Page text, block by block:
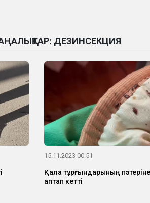
ДЕЗИНСЕКЦИЯ
15.11.2023 00:51
Қала тұрғындарының пәтеріне
қаптап кетті